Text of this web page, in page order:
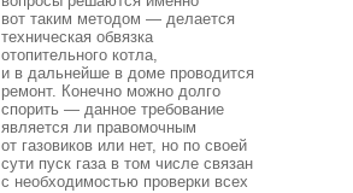
вот таким методом — делается
техническая обвязка
отопительного котла,
и в дальнейше в доме проводится
ремонт. Конечно можно долго
спорить — данное требование
является ли правомочным
от газовиков или нет, но по своей
сути пуск газа в том числе связан
с необходимостью проверки всех